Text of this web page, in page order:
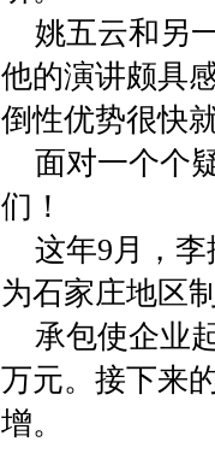
姚五云和另
他的演讲颇具
倒性优势很快
面对一个个
们！
这年9月，李
为石家庄地区
承包使企业
万元。接下来
增。